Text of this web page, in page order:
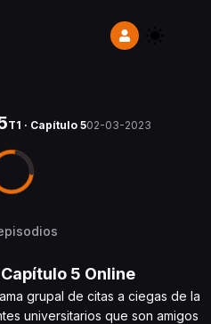
T1 · Capítulo 502-03-2023
Capítulo 5 Online
grupal de citas a ciegas de la
universitarios que son amigos